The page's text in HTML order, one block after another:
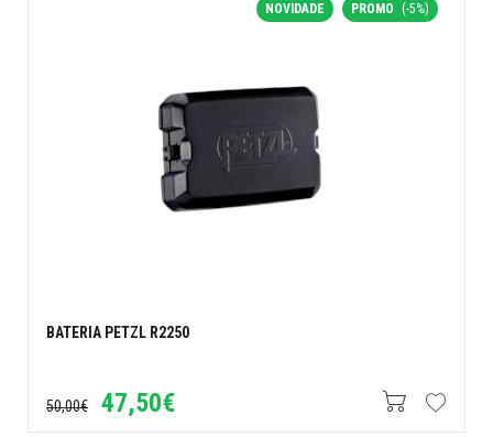
NOVIDADE PROMO (-5%)
BATERIA PETZL R2250
50,00€ 47,50€